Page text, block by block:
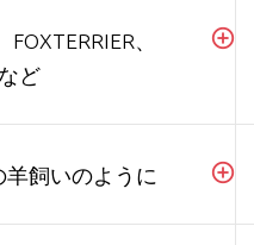
、
ど
羊飼いのように